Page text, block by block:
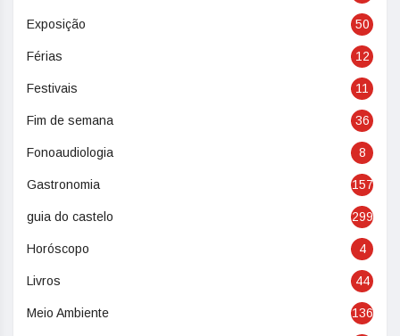
Exposição 50
Férias 12
Festivais 11
Fim de semana 36
Fonoaudiologia 8
Gastronomia 157
guia do castelo 299
Horóscopo 4
Livros 44
Meio Ambiente 136